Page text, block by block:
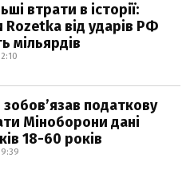
втрати в історії:
Rozetka від ударів РФ
мільярдів
зобовʼязав податкову
Міноборони дані
18-60 років